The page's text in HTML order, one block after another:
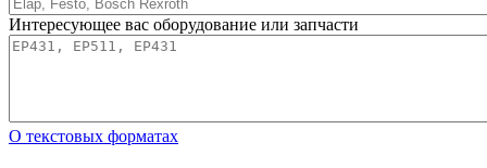
Интересующее вас оборудование или запчасти
О текстовых форматах